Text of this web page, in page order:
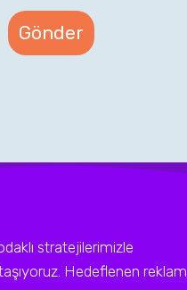
stratejilerimizle
Hedeflenen reklam